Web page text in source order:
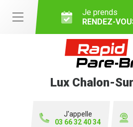
Je prends
RENDEZ-
Lux Chalon-
J'appelle
03 66 32 40 34